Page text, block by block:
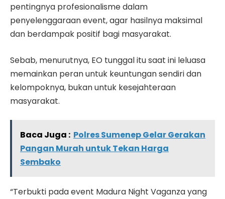
pentingnya profesionalisme dalam
penyelenggaraan event, agar hasilnya maksimal
dan berdampak positif bagi masyarakat.
Sebab, menurutnya, EO tunggal itu saat ini leluasa
memainkan peran untuk keuntungan sendiri dan
kelompoknya, bukan untuk kesejahteraan
masyarakat.
Baca Juga : Polres Sumenep Gelar Gerakan
Pangan Murah untuk Tekan Harga
Sembako
“Terbukti pada event Madura Night Vaganza yang